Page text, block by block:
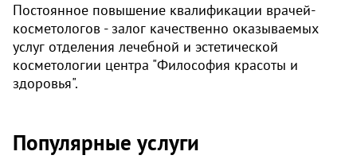
Постоянное повышение квалификации врачей-
косметологов - залог качественно оказываемых
услуг отделения лечебной и эстетической
косметологии центра "Философия красоты и
здоровья".
Популярные услуги